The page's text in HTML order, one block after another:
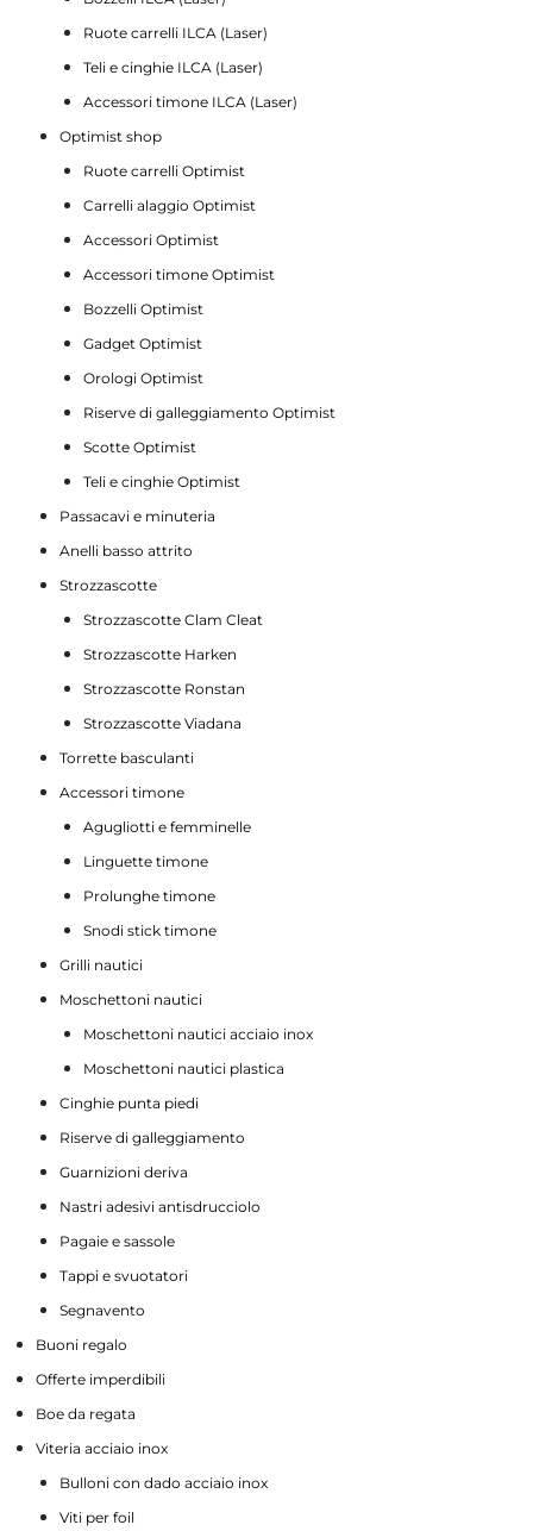
Ruote carrelli ILCA (Laser)
Teli e cinghie ILCA (Laser)
Accessori timone ILCA (Laser)
Optimist shop
Ruote carrelli Optimist
Carrelli alaggio Optimist
Accessori Optimist
Accessori timone Optimist
Bozzelli Optimist
Gadget Optimist
Orologi Optimist
Riserve di galleggiamento Optimist
Scotte Optimist
Teli e cinghie Optimist
Passacavi e minuteria
Anelli basso attrito
Strozzascotte
Strozzascotte Clam Cleat
Strozzascotte Harken
Strozzascotte Ronstan
Strozzascotte Viadana
Torrette basculanti
Accessori timone
Agugliotti e femminelle
Linguette timone
Prolunghe timone
Snodi stick timone
Grilli nautici
Moschettoni nautici
Moschettoni nautici acciaio inox
Moschettoni nautici plastica
Cinghie punta piedi
Riserve di galleggiamento
Guarnizioni deriva
Nastri adesivi antisdrucciolo
Pagaie e sassole
Tappi e svuotatori
Segnavento
Buoni regalo
Offerte imperdibili
Boe da regata
Viteria acciaio inox
Bulloni con dado acciaio inox
Viti per foil